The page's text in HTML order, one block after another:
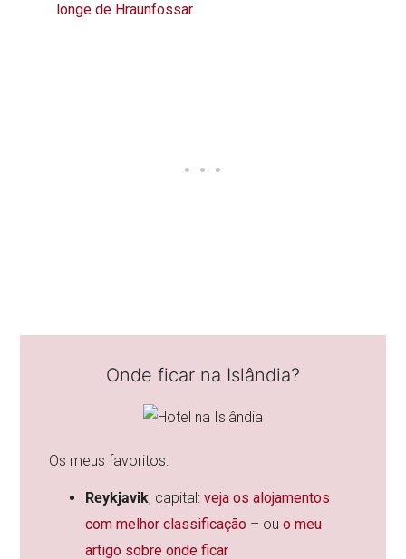
longe de Hraunfossar
Onde ficar na Islândia?
Os meus favoritos:
Reykjavik, capital: veja os alojamentos
com melhor classificação – ouo meu
artigo sobre onde ficar